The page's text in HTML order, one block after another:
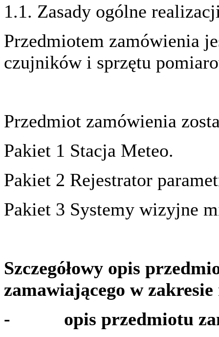
1.1. Zasady ogólne
Przedmiotem zamówienia
czujników i sprzętu
Przedmiot zamówienia
Pakiet 1 Stacja Meteo.
Pakiet 2 Rejestrator
Pakiet 3 Systemy wizyjne
Szczegółowy opis
zamawiającego w
- opis przedmiotu